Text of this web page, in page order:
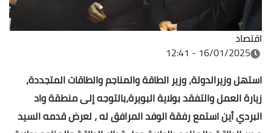
اقتصاد
16/01/2025 - 12:41
استهل وزيرالدولة، وزير الطاقة والمناجم والطاقات المتجددة،
زيارة العمل والتفقد بولاية البويرة،بالتوجه إلى منطقة واد
البردي أين استمع رفقة الوفد المرافق له ، لعرض قدمه السيد